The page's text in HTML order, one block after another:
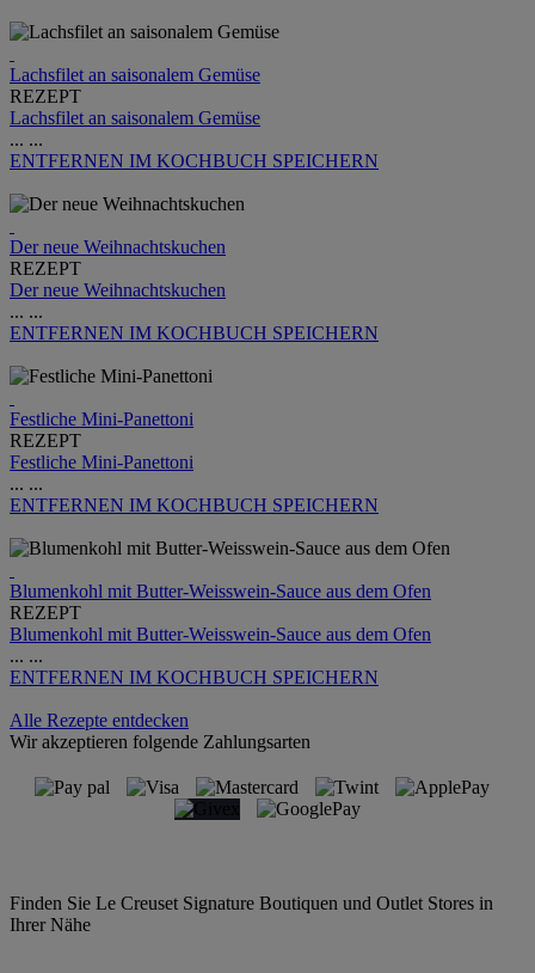
Lachsfilet an saisonalem Gemüse
REZEPT
Lachsfilet an saisonalem Gemüse
... ...
ENTFERNEN IM KOCHBUCH SPEICHERN
Der neue Weihnachtskuchen
REZEPT
Der neue Weihnachtskuchen
... ...
ENTFERNEN IM KOCHBUCH SPEICHERN
Festliche Mini-Panettoni
REZEPT
Festliche Mini-Panettoni
... ...
ENTFERNEN IM KOCHBUCH SPEICHERN
Blumenkohl mit Butter-Weisswein-Sauce aus dem Ofen
REZEPT
Blumenkohl mit Butter-Weisswein-Sauce aus dem Ofen
... ...
ENTFERNEN IM KOCHBUCH SPEICHERN
Alle Rezepte entdecken
Wir akzeptieren folgende Zahlungsarten
Finden Sie Le Creuset Signature Boutiquen und Outlet Stores in
Ihrer Nähe